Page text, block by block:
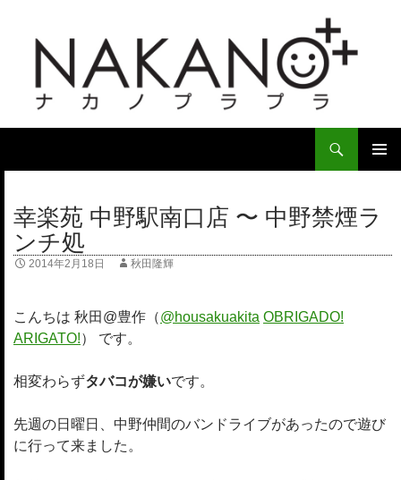
イ
ン
ン
ツ
へ
ッ
プ
幸楽苑 中野駅南口店 〜 中野禁煙ラ
ンチ処
2014年2月18日 秋田隆輝
こんちは 秋田@豊作（@housakuakita‎ OBRIGADO!
ARIGATO!） です。
相変わらずタバコが嫌いです。
先週の日曜日、中野仲間のバンドライブがあったので遊び
に行って来ました。